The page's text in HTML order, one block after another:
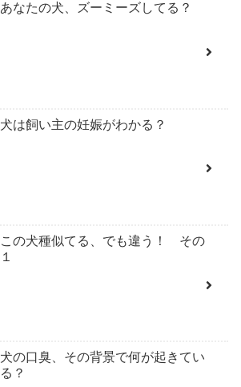
あなたの犬、ズーミーズしてる？
犬は飼い主の妊娠がわかる？
この犬種似てる、でも違う！ その
１
犬の口臭、その背景で何が起きてい
る？